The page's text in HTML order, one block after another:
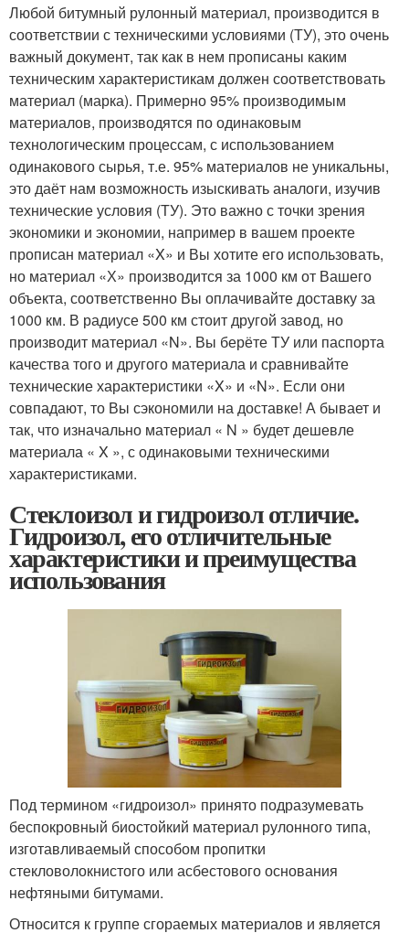
Любой битумный рулонный материал, производится в
соответствии с техническими условиями (ТУ), это очень
важный документ, так как в нем прописаны каким
техническим характеристикам должен соответствовать
материал (марка). Примерно 95% производимым
материалов, производятся по одинаковым
технологическим процессам, с использованием
одинакового сырья, т.е. 95% материалов не уникальны,
это даёт нам возможность изыскивать аналоги, изучив
технические условия (ТУ). Это важно с точки зрения
экономики и экономии, например в вашем проекте
прописан материал «X» и Вы хотите его использовать,
но материал «Х» производится за 1000 км от Вашего
объекта, соответственно Вы оплачивайте доставку за
1000 км. В радиусе 500 км стоит другой завод, но
производит материал «N». Вы берёте ТУ или паспорта
качества того и другого материала и сравнивайте
технические характеристики «X» и «N». Если они
совпадают, то Вы сэкономили на доставке! А бывает и
так, что изначально материал « N » будет дешевле
материала « X », с одинаковыми техническими
характеристиками.
Стеклоизол и гидроизол отличие.
Гидроизол, его отличительные
характеристики и преимущества
использования
Под термином «гидроизол» принято подразумевать
беспокровный биостойкий материал рулонного типа,
изготавливаемый способом пропитки
стекловолокнистого или асбестового основания
нефтяными битумами.
Относится к группе сгораемых материалов и является